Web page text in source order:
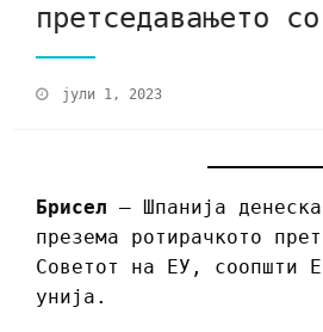
претседавањето
јули 1, 2023
Брисел – Шпанија
презема ротирачкото
Советот на ЕУ, соопшти
унија.